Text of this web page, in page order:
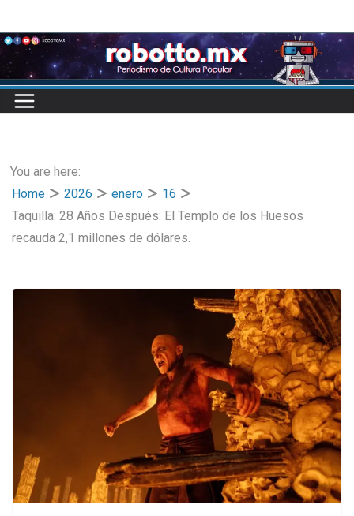
to
content
You are here:
Home
2026 enero
16
Taquilla: 28 Años Después: El Templo de los Huesos
recauda 2,1 millones de dólares.